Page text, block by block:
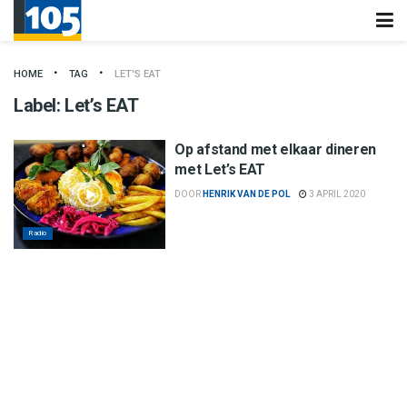
HOME TAG LET'S EAT
Label: Let’s EAT
Radio
Op afstand met elkaar dineren
met Let’s EAT
DOOR HENRIK VAN DE POL 3 APRIL 2020